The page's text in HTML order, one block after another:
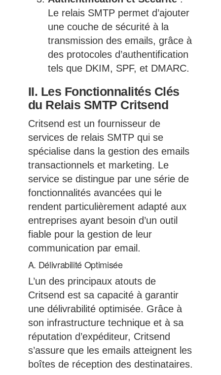
Le relais SMTP permet d’ajouter
une couche de sécurité à la
transmission des emails, grâce à
des protocoles d’authentification
tels que DKIM, SPF, et DMARC.
II. Les Fonctionnalités Clés
du Relais SMTP Critsend
Critsend est un fournisseur de
services de relais SMTP qui se
spécialise dans la gestion des emails
transactionnels et marketing. Le
service se distingue par une série de
fonctionnalités avancées qui le
rendent particulièrement adapté aux
entreprises ayant besoin d’un outil
fiable pour la gestion de leur
communication par email.
A. Délivrabilité Optimisée
L’un des principaux atouts de
Critsend est sa capacité à garantir
une délivrabilité optimisée. Grâce à
son infrastructure technique et à sa
réputation d’expéditeur, Critsend
s’assure que les emails atteignent les
boîtes de réception des destinataires.